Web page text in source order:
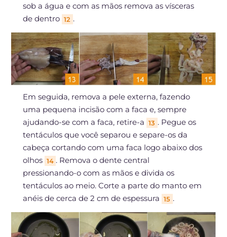
sob a água e com as mãos remova as vísceras
de dentro 12 .
Em seguida, remova a pele externa, fazendo
uma pequena incisão com a faca e, sempre
ajudando-se com a faca, retire-a 13 . Pegue os
tentáculos que você separou e separe-os da
cabeça cortando com uma faca logo abaixo dos
olhos 14 . Remova o dente central
pressionando-o com as mãos e divida os
tentáculos ao meio. Corte a parte do manto em
anéis de cerca de 2 cm de espessura 15 .